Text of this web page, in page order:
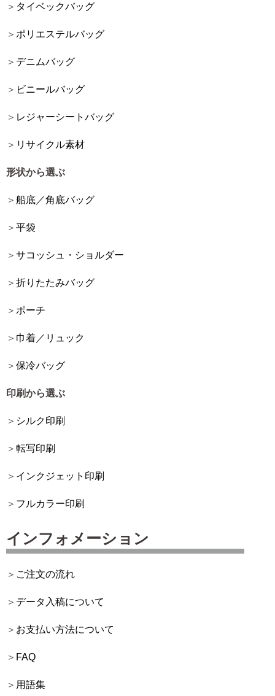
タイベックバッグ
ポリエステルバッグ
デニムバッグ
ビニールバッグ
レジャーシートバッグ
リサイクル素材
形状から選ぶ
船底／角底バッグ
平袋
サコッシュ・ショルダー
折りたたみバッグ
ポーチ
巾着／リュック
保冷バッグ
印刷から選ぶ
シルク印刷
転写印刷
インクジェット印刷
フルカラー印刷
インフォメーション
ご注文の流れ
データ入稿について
お支払い方法について
FAQ
用語集